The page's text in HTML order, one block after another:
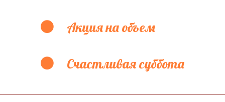
Акция на объем
Счастливая суббота